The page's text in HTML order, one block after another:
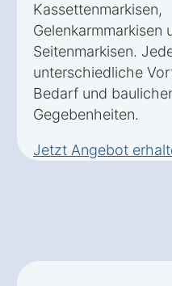
Kassettenmarkisen,
Gelenkarmmarkisen
Seitenmarkisen.
unterschiedliche
Bedarf und
Gegebenheiten.
Jetzt Angebot